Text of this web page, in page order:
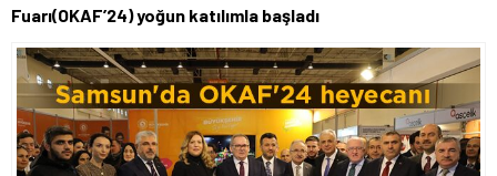
Fuarı(OKAF’24) yoğun katılımla başladı